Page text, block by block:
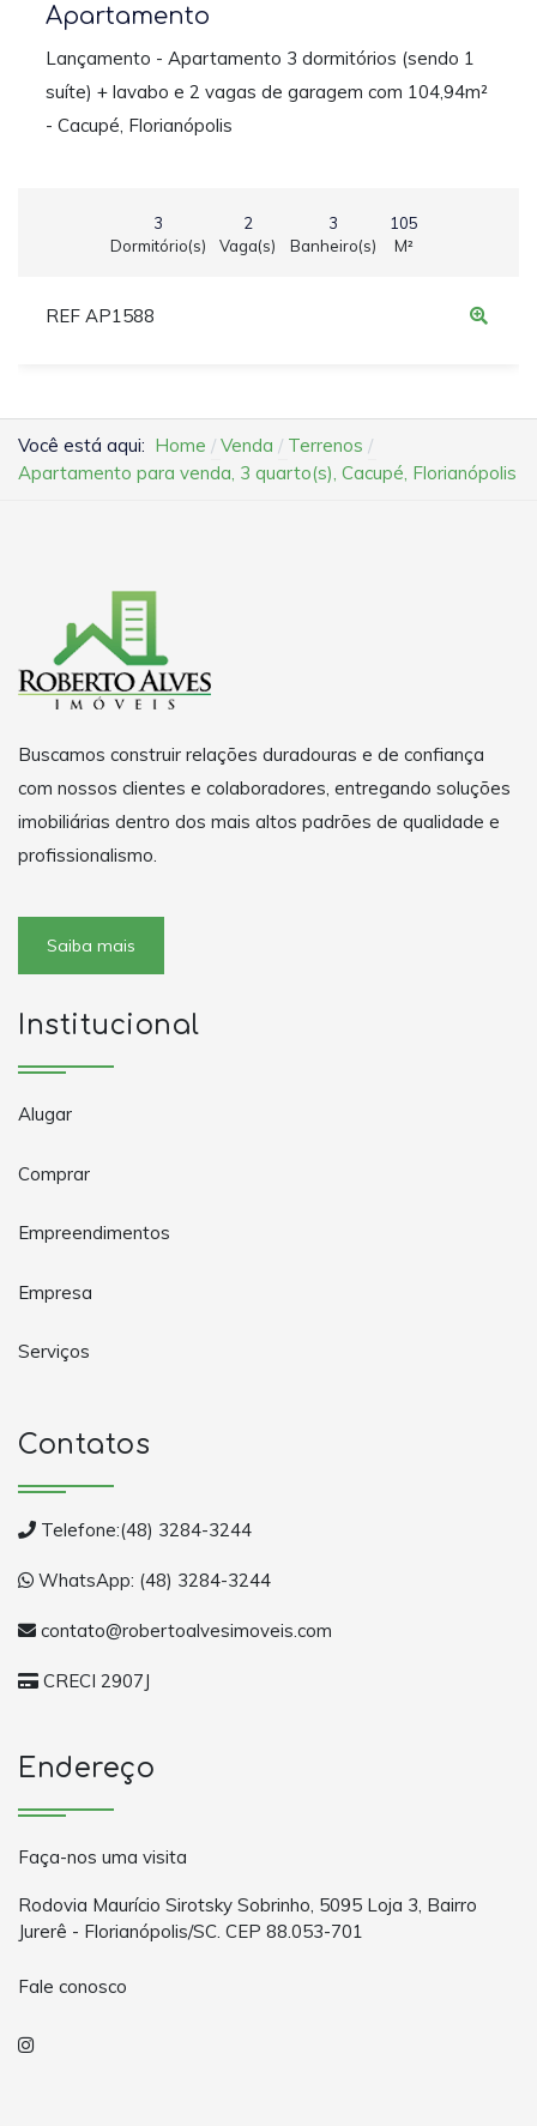
Apartamento
Lançamento - Apartamento 3 dormitórios (sendo 1
suíte) + lavabo e 2 vagas de garagem com 104,94m²
- Cacupé, Florianópolis
3
Dormitório(s)
2
Vaga(s)
3
Banheiro(s)
105
M²
REF AP1588
Você está aqui: Home Venda
Terrenos
Apartamento para venda, 3 quarto(s), Cacupé, Florianópolis
Buscamos construir relações duradouras e de confiança
com nossos clientes e colaboradores, entregando soluções
imobiliárias dentro dos mais altos padrões de qualidade e
profissionalismo.
Saiba mais
Institucional
Alugar
Comprar
Empreendimentos
Empresa
Serviços
Contatos
Telefone:(48) 3284-3244
WhatsApp: (48) 3284-3244
contato@robertoalvesimoveis.com
CRECI 2907J
Endereço
Faça-nos uma visita
Rodovia Maurício Sirotsky Sobrinho, 5095 Loja 3, Bairro
Jurerê - Florianópolis/SC. CEP 88.053-701
Fale conosco